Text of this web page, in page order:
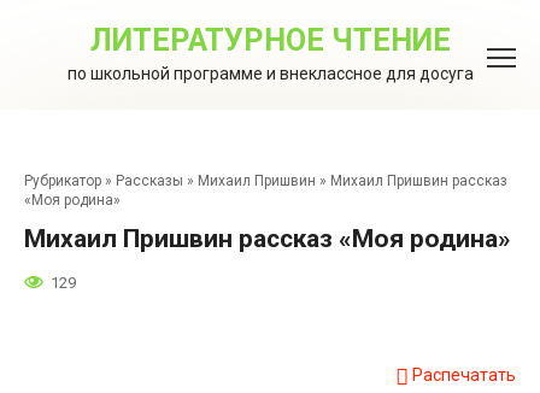
ЛИТЕРАТУРНОЕ ЧТЕНИЕ
по школьной программе и внеклассное для досуга
Рубрикатор » Рассказы » Михаил Пришвин » Михаил Пришвин рассказ
«Моя родина»
Михаил Пришвин рассказ «Моя родина»
129
Распечатать